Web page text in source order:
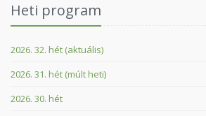
Heti program
2026. 32. hét (aktuális)
2026. 31. hét (múlt heti)
2026. 30. hét